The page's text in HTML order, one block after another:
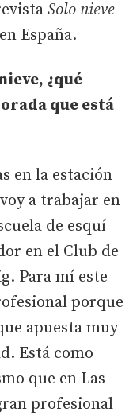
Solo nieve
España.
¿qué
que está
en la estación
a trabajar en
de esquí
en el Club de
Para mí este
porque
apuesta muy
Está como
que en Las
profesional